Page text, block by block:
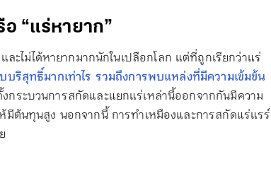
อ “แร่หายาก”
ะไม่ได้หายากมากนักในเปลือกโลก แต่ที่ถูกเรียกว่าแร่
ริสุทธิ์มากเท่าไร รวมถึงการพบแหล่งที่มีความเข้มข้น
กระบวนการสกัดและแยกแร่เหล่านี้ออกจากกันมีความ
มีต้นทุนสูง นอกจากนี้ การทำเหมืองและการสกัดแร่แรร์